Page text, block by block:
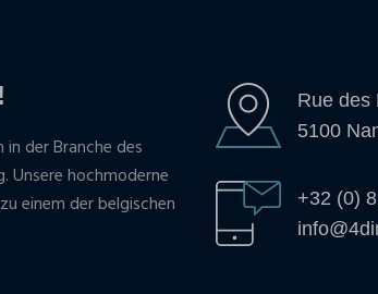
der Branche des
Unsere hochmoderne
einem der belgischen
Rue des
5100
+32 (0)